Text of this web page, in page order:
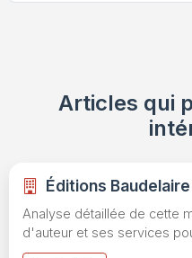
Articles qui
Éditions
Analyse détaillée de cette
d'auteur et ses services